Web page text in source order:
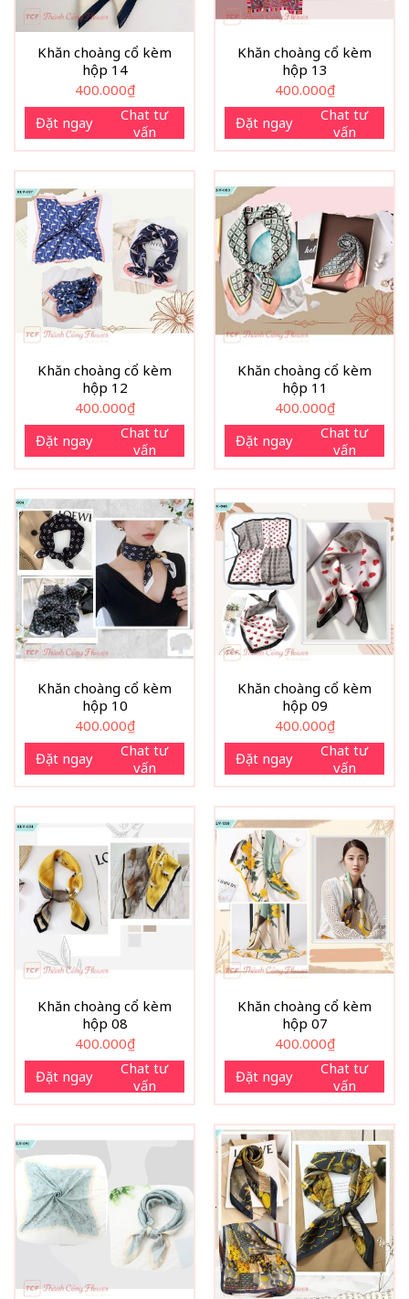
Khăn choàng cổ kèm
hộp 14
400.000₫
Đặt ngay
Chat tư
vấn
Khăn choàng cổ kèm
hộp 13
400.000₫
Đặt ngay
Chat tư
vấn
Khăn choàng cổ kèm
hộp 12
400.000₫
Đặt ngay
Chat tư
vấn
Khăn choàng cổ kèm
hộp 11
400.000₫
Đặt ngay
Chat tư
vấn
Khăn choàng cổ kèm
hộp 10
400.000₫
Đặt ngay
Chat tư
vấn
Khăn choàng cổ kèm
hộp 09
400.000₫
Đặt ngay
Chat tư
vấn
Khăn choàng cổ kèm
hộp 08
400.000₫
Đặt ngay
Chat tư
vấn
Khăn choàng cổ kèm
hộp 07
400.000₫
Đặt ngay
Chat tư
vấn